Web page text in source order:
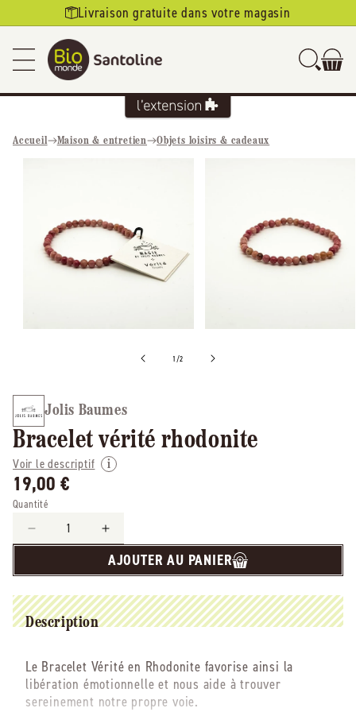
Ignorer et
passer au Livraison gratuite dans votre magasin
Accueil Maison & entretien Objets loisirs & cadeaux
1/de2
Jolis Baumes
Bracelet vérité rhodonite
Voir le descriptif
19,00 €
Quantité
Réduire
Jolis
Baumes
Bracelet
vérité
rhodonite
Augmenter
la
quantité
Jolis
Baumes
Bracelet
vérité
rhodonite
AJOUTER AU PANIER
Description
Le Bracelet Vérité en Rhodonite favorise ainsi la
libération émotionnelle et nous aide à trouver
sereinement notre propre voie.